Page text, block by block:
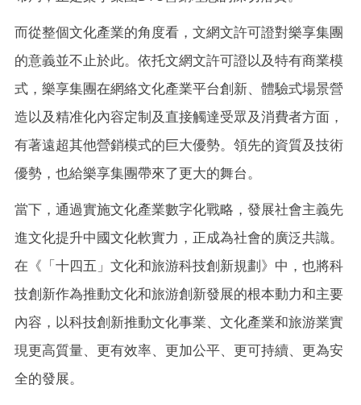
而從整個文化產業的角度看，文網文許可證對樂享集團
的意義並不止於此。依托文網文許可證以及特有商業模
式，樂享集團在網絡文化產業平台創新、體驗式場景營
造以及精准化內容定制及直接觸達受眾及消費者方面，
有著遠超其他營銷模式的巨大優勢。領先的資質及技術
優勢，也給樂享集團帶來了更大的舞台。
當下，通過實施文化產業數字化戰略，發展社會主義先
進文化提升中國文化軟實力，正成為社會的廣泛共識。
在《「十四五」文化和旅游科技創新規劃》中，也將科
技創新作為推動文化和旅游創新發展的根本動力和主要
內容，以科技創新推動文化事業、文化產業和旅游業實
現更高質量、更有效率、更加公平、更可持續、更為安
全的發展。